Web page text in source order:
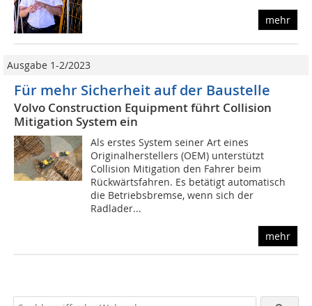
mehr
Ausgabe 1-2/2023
Für mehr Sicherheit auf der Baustelle
Volvo Construction Equipment führt Collision
Mitigation System ein
Als erstes System seiner Art eines
Originalherstellers (OEM) unterstützt
Collision Mitigation den Fahrer beim
Rückwärtsfahren. Es betätigt automatisch
die Betriebsbremse, wenn sich der
Radlader...
mehr